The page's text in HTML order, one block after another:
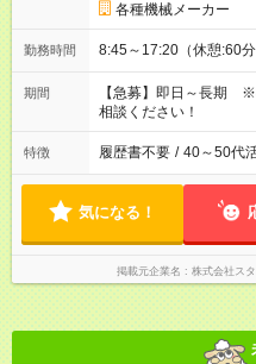
各種機械メーカー
勤務時間 8:45～17:20（休憩:60
期間
【急募】即日～長期
相談ください！
特徴 履歴書不要 / 40～50代
気になる！
掲載元企業名 株式会社ス